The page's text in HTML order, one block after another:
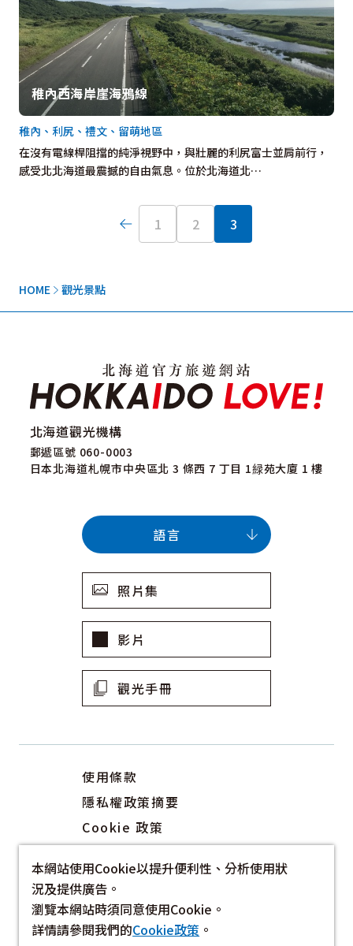
HOME 觀光景點
稚內西海岸崖海鴉線
在沒有電線桿阻擋的純淨視野中，與壯麗的利尻富士並肩前行，
感受北北海道最震撼的自由氣息。位於北海道北…
稚內、利尻、禮文、留萌地區
1 2 3
北海道觀光機構
郵遞區號 060-0003
日本北海道札幌市中央區北 3 條西 7 丁目 1緑苑大廈 1 樓
照片集
影片
觀光手冊
使用條款
隱私權政策摘要
Cookie 政策
連結
語言
©2022-2026 Hokkaido Tourism Organization
本網站使用Cookie以提升便利性、分析使用狀
況及提供廣告。
瀏覽本網站時須同意使用Cookie。
詳情請參閱我們的Cookie政策 。